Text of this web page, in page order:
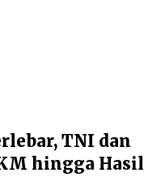
TNI dan
hingga Hasil